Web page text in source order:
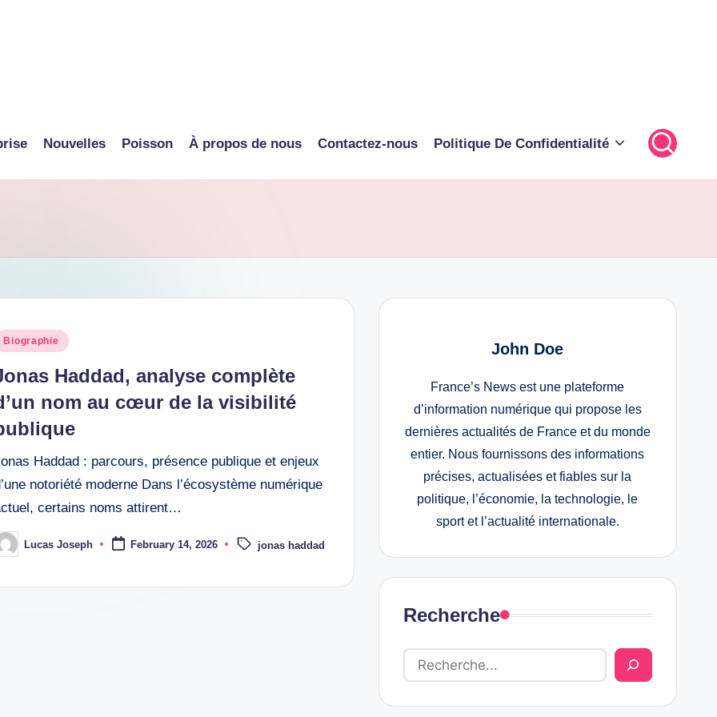
Nouvelles Poisson À propos de nous Contactez-nous Politique De Confidentialité
Biographie
Haddad, analyse complète
nom au cœur de la visibilité
Haddad : parcours, présence publique et enjeux
notoriété moderne Dans l’écosystème numérique
certains noms attirent…
Lucas Joseph February 14, 2026
Tags: jonas haddad
John Doe
France’s News est une plateforme
d’information numérique qui propose les
dernières actualités de France et du monde
entier. Nous fournissons des informations
précises, actualisées et fiables sur la
politique, l’économie, la technologie, le
sport et l’actualité internationale.
Recherche